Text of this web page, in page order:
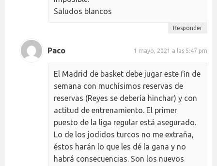
Saludos blancos
Responder
Paco 1 mayo, 2021 a las 5:47 pm
El Madrid de basket debe jugar este fin de
semana con muchísimos reservas de
reservas (Reyes se debería hinchar) y con
actitud de entrenamiento. El primer
puesto de la liga regular está asegurado.
Lo de los jodidos turcos no me extraña,
éstos harán lo que les dé la gana y no
habrá consecuencias. Son los nuevos